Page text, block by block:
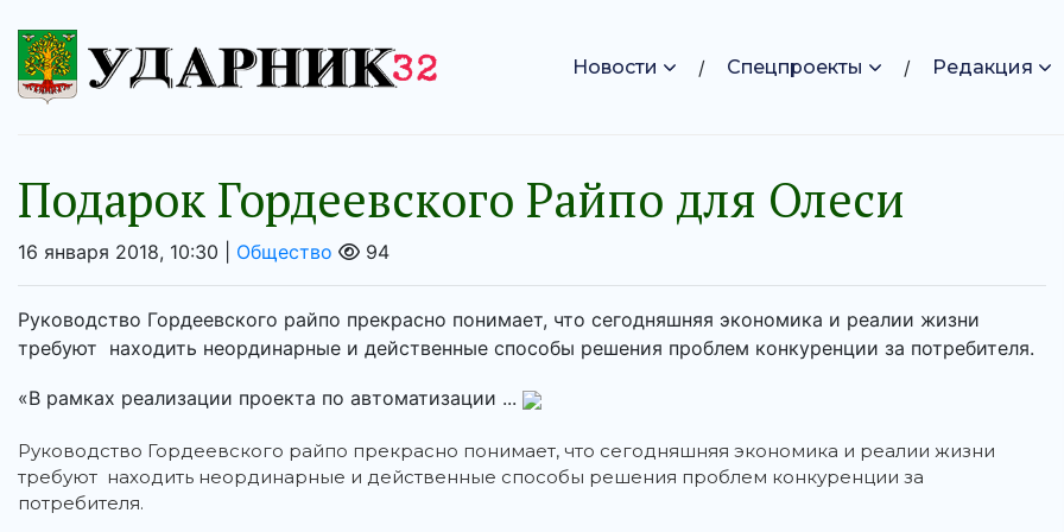
Новости Спецпроекты Редакция
Подарок Гордеевского Райпо для Олеси
16 января 2018, 10:30 | Общество 94
Руководство Гордеевского райпо прекрасно понимает, что сегодняшняя экономика и реалии жизни
требуют находить неординарные и действенные способы решения проблем конкуренции за потребителя.
«В рамках реализации проекта по автоматизации ...
Руководство Гордеевского райпо прекрасно понимает, что сегодняшняя экономика и реалии жизни
требуют находить неординарные и действенные способы решения проблем конкуренции за
потребителя.